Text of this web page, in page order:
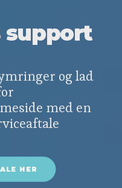
support
og lad
med en
HER